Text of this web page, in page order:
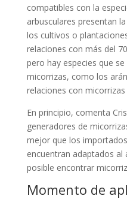
compatibles con la
arbusculares presentan
los cultivos o
relaciones con más del
pero hay especies que
micorrizas, como los
relaciones con micorrizas
En principio, comenta
generadores de
mejor que los
encuentran adaptados al
posible encontrar
Momento de